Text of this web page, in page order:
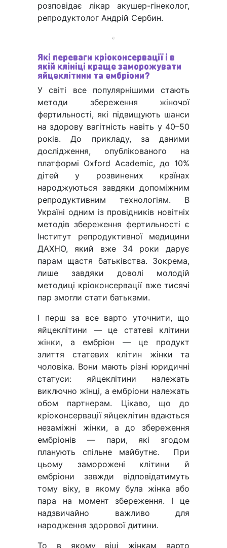
розповідає лікар акушер-гінеколог,
репродуктолог Андрій Сербин.
Які переваги кріоконсервації і в
якій клініці краще заморожувати
яйцеклітини та ембріони?
У світі все популярнішими стають
методи збереження жіночої
фертильності, які підвищують шанси
на здорову вагітність навіть у 40–50
років. До прикладу, за даними
дослідження, опублікованого на
платформі Oxford Academic, до 10%
дітей у розвинених країнах
народжуються завдяки допоміжним
репродуктивним технологіям. В
Україні одним із провідників новітніх
методів збереження фертильності є
Інститут репродуктивної медицини
ДАХНО, який вже 34 роки дарує
парам щастя батьківства. Зокрема,
лише завдяки доволі молодій
методиці кріоконсервації вже тисячі
пар змогли стати батьками.
І перш за все варто уточнити, що
яйцеклітини — це статеві клітини
жінки, а ембріон — це продукт
злиття статевих клітин жінки та
чоловіка. Вони мають різні юридичні
статуси: яйцеклітини належать
виключно жінці, а ембріони належать
обом партнерам. Цікаво, що до
кріоконсервації яйцеклітин вдаються
незаміжні жінки, а до збереження
ембріонів — пари, які згодом
планують спільне майбутнє. При
цьому заморожені клітини й
ембріони завжди відповідатимуть
тому віку, в якому була жінка або
пара на момент збереження. І це
надзвичайно важливо для
народження здорової дитини.
То в якому віці жінкам варто